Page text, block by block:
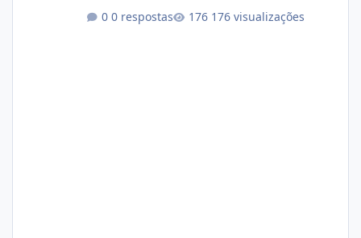
autorizado a usasr o isistem:
0 respostas 176 visualizações